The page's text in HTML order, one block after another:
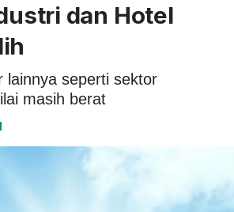
dan Hotel
lainnya seperti sektor
masih berat